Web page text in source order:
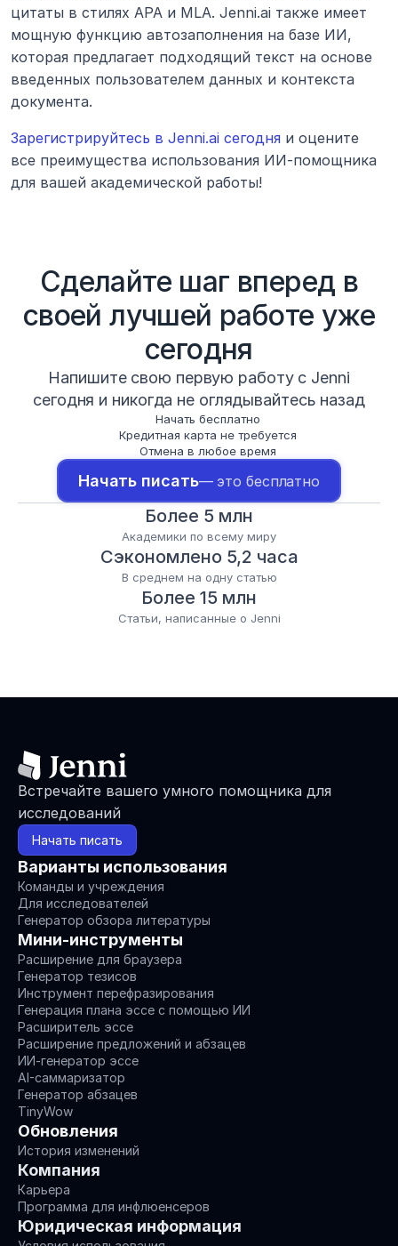
цитаты в стилях APA и MLA. Jenni.ai также имеет
мощную функцию автозаполнения на базе ИИ,
которая предлагает подходящий текст на основе
введенных пользователем данных и контекста
документа.
Зарегистрируйтесь в Jenni.ai сегодня и оцените
все преимущества использования ИИ-помощника
для вашей академической работы!
Сделайте шаг вперед в
своей лучшей работе уже
сегодня
Напишите свою первую работу с Jenni
сегодня и никогда не оглядывайтесь назад
Начать бесплатно
Кредитная карта не требуется
Отмена в любое время
Начать писать— это бесплатно
Более 5 млн
Академики по всему миру
Сэкономлено 5,2 часа
В среднем на одну статью
Более 15 млн
Статьи, написанные о Jenni
Встречайте вашего умного помощника для
исследований
Начать писать
Варианты использования
Команды и учреждения
Для исследователей
Генератор обзора литературы
Мини-инструменты
Расширение для браузера
Генератор тезисов
Инструмент перефразирования
Генерация плана эссе с помощью ИИ
Расширитель эссе
Расширение предложений и абзацев
ИИ-генератор эссе
AI-саммаризатор
Генератор абзацев
TinyWow
Обновления
История изменений
Компания
Карьера
Программа для инфлюенсеров
Юридическая информация